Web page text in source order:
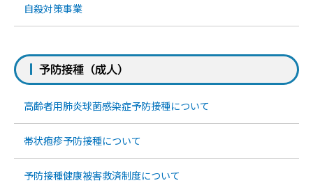
自殺対策事業
予防接種（成人）
高齢者用肺炎球菌感染症予防接種について
帯状疱疹予防接種について
予防接種健康被害救済制度について